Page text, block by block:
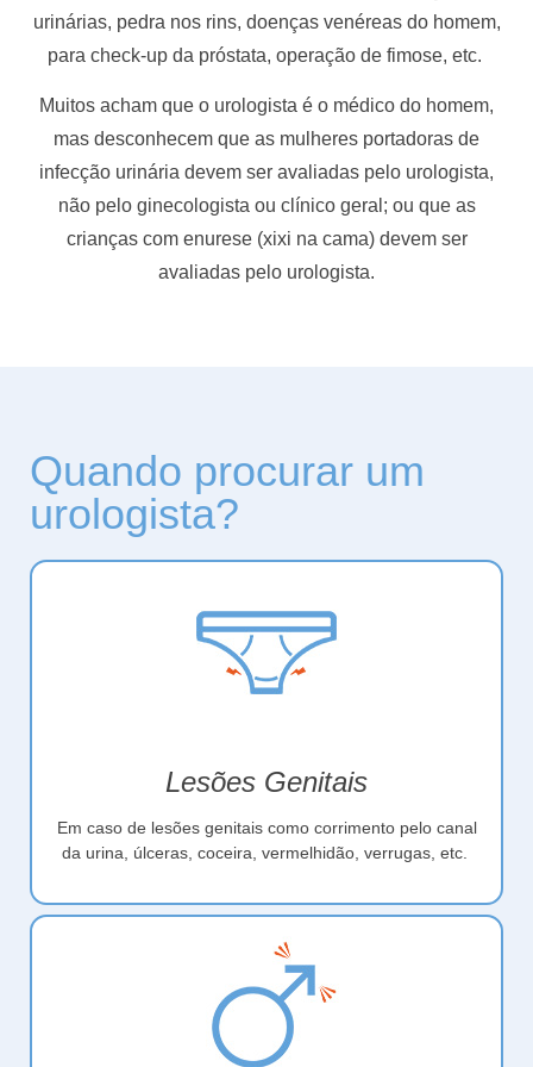
urinárias, pedra nos rins, doenças venéreas do homem,
para check-up da próstata, operação de fimose, etc.
Muitos acham que o urologista é o médico do homem,
mas desconhecem que as mulheres portadoras de
infecção urinária devem ser avaliadas pelo urologista,
não pelo ginecologista ou clínico geral; ou que as
crianças com enurese (xixi na cama) devem ser
avaliadas pelo urologista.
Quando procurar um
urologista?
Lesões Genitais
Em caso de lesões genitais como corrimento pelo canal
da urina, úlceras, coceira, vermelhidão, verrugas, etc.